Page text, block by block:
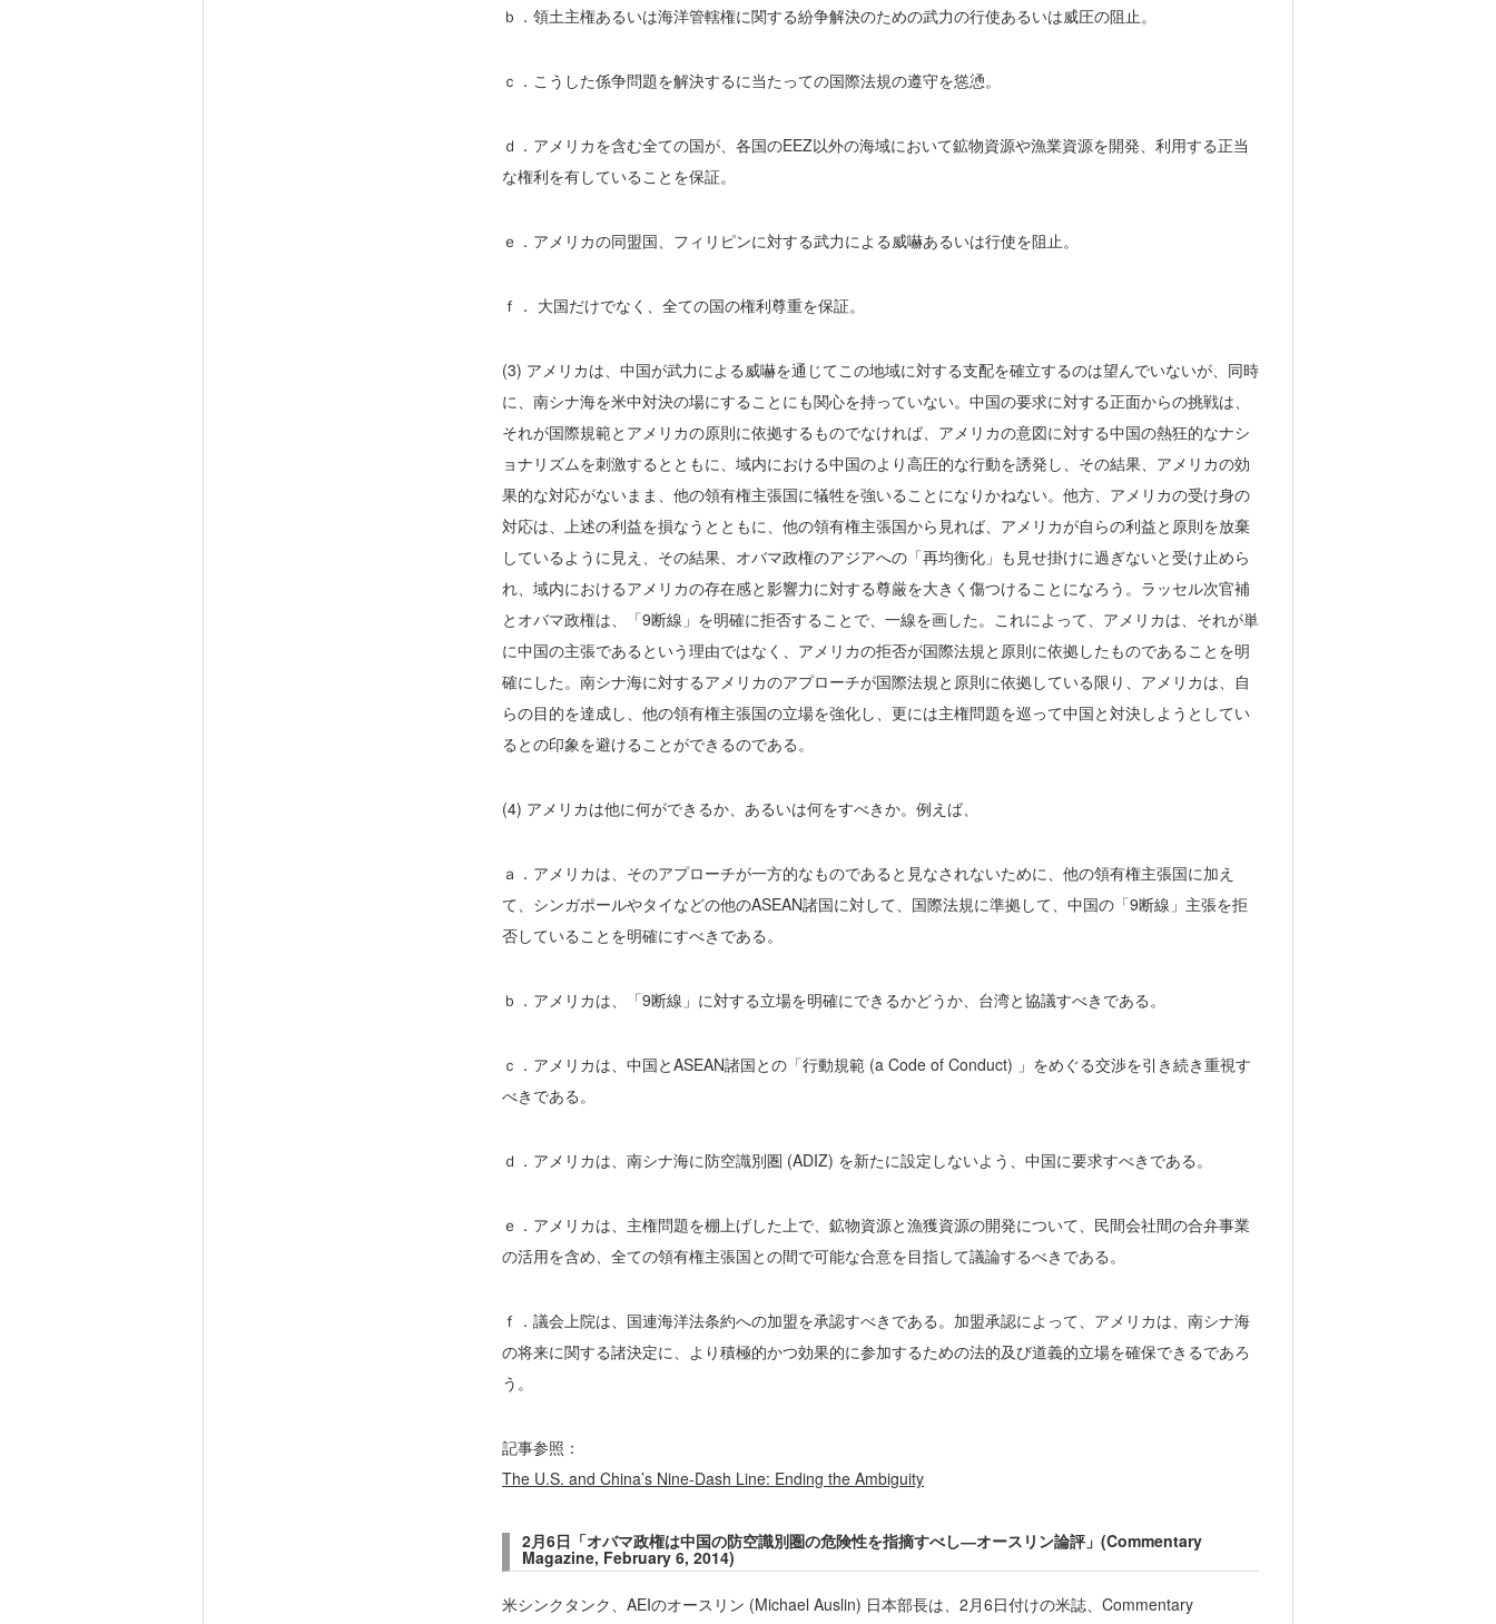
ｂ．領土主権あるいは海洋管轄権に関する紛争解決のための武力の行使あるいは威圧の阻止。
ｃ．こうした係争問題を解決するに当たっての国際法規の遵守を慫慂。
ｄ．アメリカを含む全ての国が、各国のEEZ以外の海域において鉱物資源や漁業資源を開発、利用する正当
な権利を有していることを保証。
ｅ．アメリカの同盟国、フィリピンに対する武力による威嚇あるいは行使を阻止。
ｆ． 大国だけでなく、全ての国の権利尊重を保証。
(3) アメリカは、中国が武力による威嚇を通じてこの地域に対する支配を確立するのは望んでいないが、同時
に、南シナ海を米中対決の場にすることにも関心を持っていない。中国の要求に対する正面からの挑戦は、
それが国際規範とアメリカの原則に依拠するものでなければ、アメリカの意図に対する中国の熱狂的なナシ
ョナリズムを刺激するとともに、域内における中国のより高圧的な行動を誘発し、その結果、アメリカの効
果的な対応がないまま、他の領有権主張国に犠牲を強いることになりかねない。他方、アメリカの受け身の
対応は、上述の利益を損なうとともに、他の領有権主張国から見れば、アメリカが自らの利益と原則を放棄
しているように見え、その結果、オバマ政権のアジアへの「再均衡化」も見せ掛けに過ぎないと受け止めら
れ、域内におけるアメリカの存在感と影響力に対する尊厳を大きく傷つけることになろう。ラッセル次官補
とオバマ政権は、「9断線」を明確に拒否することで、一線を画した。これによって、アメリカは、それが単
に中国の主張であるという理由ではなく、アメリカの拒否が国際法規と原則に依拠したものであることを明
確にした。南シナ海に対するアメリカのアプローチが国際法規と原則に依拠している限り、アメリカは、自
らの目的を達成し、他の領有権主張国の立場を強化し、更には主権問題を巡って中国と対決しようとしてい
るとの印象を避けることができるのである。
(4) アメリカは他に何ができるか、あるいは何をすべきか。例えば、
ａ．アメリカは、そのアプローチが一方的なものであると見なされないために、他の領有権主張国に加え
て、シンガポールやタイなどの他のASEAN諸国に対して、国際法規に準拠して、中国の「9断線」主張を拒
否していることを明確にすべきである。
ｂ．アメリカは、「9断線」に対する立場を明確にできるかどうか、台湾と協議すべきである。
ｃ．アメリカは、中国とASEAN諸国との「行動規範 (a Code of Conduct) 」をめぐる交渉を引き続き重視す
べきである。
ｄ．アメリカは、南シナ海に防空識別圏 (ADIZ) を新たに設定しないよう、中国に要求すべきである。
ｅ．アメリカは、主権問題を棚上げした上で、鉱物資源と漁獲資源の開発について、民間会社間の合弁事業
の活用を含め、全ての領有権主張国との間で可能な合意を目指して議論するべきである。
ｆ．議会上院は、国連海洋法条約への加盟を承認すべきである。加盟承認によって、アメリカは、南シナ海
の将来に関する諸決定に、より積極的かつ効果的に参加するための法的及び道義的立場を確保できるであろ
う。
記事参照：
The U.S. and China’s Nine-Dash Line: Ending the Ambiguity
2月6日「オバマ政権は中国の防空識別圏の危険性を指摘すべし―オースリン論評」(Commentary
Magazine, February 6, 2014)
米シンクタンク、AEIのオースリン (Michael Auslin) 日本部長は、2月6日付けの米誌、Commentary